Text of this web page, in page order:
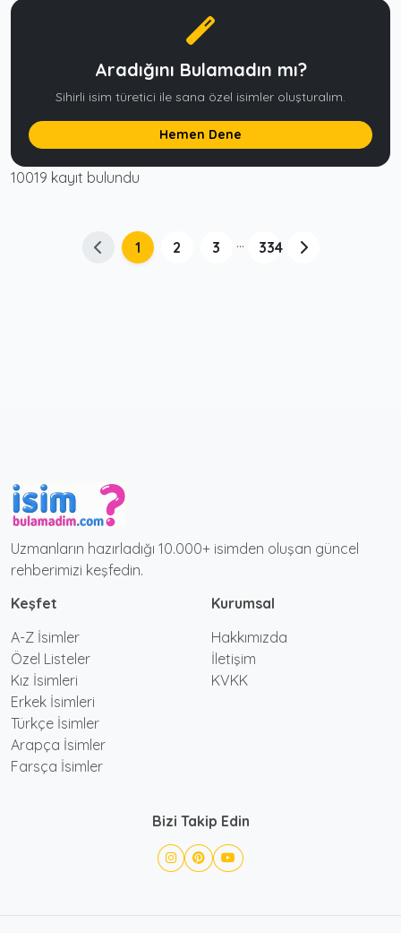
Aradığını Bulamadın mı?
Sihirli isim türetici ile sana özel isimler oluşturalım.
Hemen Dene
10019 kayıt bulundu
1 2 3 ... 334
Uzmanların hazırladığı 10.000+ isimden oluşan güncel
rehberimizi keşfedin.
Keşfet
A-Z İsimler
Özel Listeler
Kız İsimleri
Erkek İsimleri
Türkçe İsimler
Arapça İsimler
Farsça İsimler
Kurumsal
Hakkımızda
İletişim
KVKK
Bizi Takip Edin